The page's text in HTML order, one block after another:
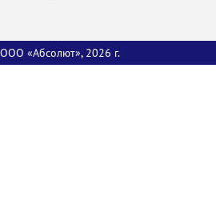
ООО «Абсолют», 2026 г.